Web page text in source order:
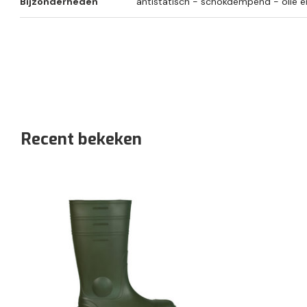
Recent bekeken